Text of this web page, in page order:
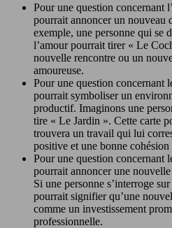
Pour une question concernant
pourrait annoncer un nouveau
exemple, une personne qui se
l’amour pourrait tirer « Le
nouvelle rencontre ou un
amoureuse.
Pour une question concernant
pourrait symboliser un
productif. Imaginons une
tire « Le Jardin ». Cette carte
trouvera un travail qui lui
positive et une bonne cohésion
Pour une question concernant
pourrait annoncer une
Si une personne s’interroge
pourrait signifier qu’une
comme un investissement
professionnelle.